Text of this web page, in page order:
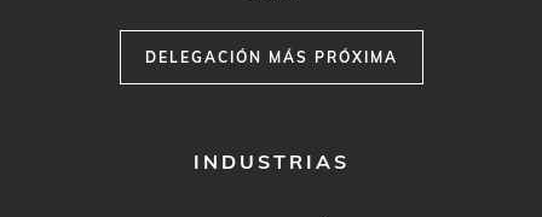
DELEGACIÓN MÁS PRÓXIMA
INDUSTRIAS